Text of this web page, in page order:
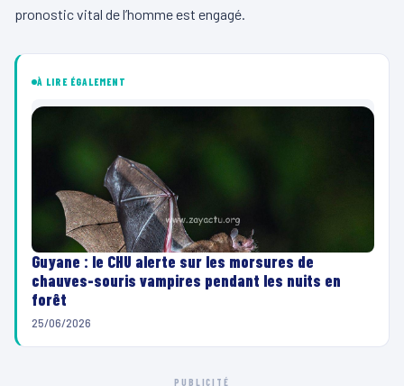
pronostic vital de l’homme est engagé.
À LIRE ÉGALEMENT
Guyane : le CHU alerte sur les morsures de
chauves-souris vampires pendant les nuits en
forêt
25/06/2026
PUBLICITÉ